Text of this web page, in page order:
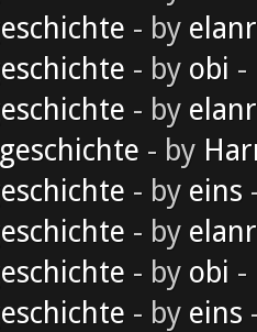
- by
- by obi -
- by
- by
- by eins
- by
- by obi -
- by eins